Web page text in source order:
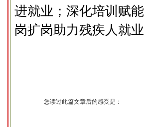
进就业；深化培训赋
岗扩岗助力残疾人就
您读过此篇文章后的感受是：